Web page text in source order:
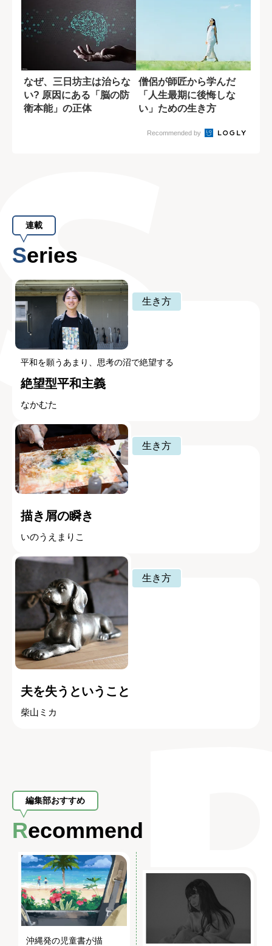
なぜ、三日坊主は治らな
い? 原因にある「脳の防
衛本能」の正体
僧侶が師匠から学んだ
「人生最期に後悔しな
い」ための生き方
Recommended by
連載
Series
生き方
平和を願うあまり、思考の沼で絶望する
絶望型平和主義
なかむた
生き方
描き屑の瞬き
いのうえまりこ
生き方
夫を失うということ
柴山ミカ
編集部おすすめ
Recommend
沖縄発の児童書が描